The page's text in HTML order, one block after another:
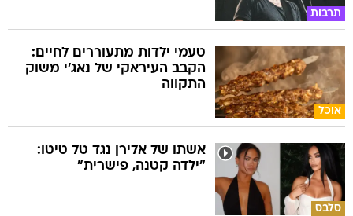
תרבות
אוכל
טעמי ילדות מתעוררים לחיים:
הקבב העיראקי של נאג׳י משוק
התקווה
סלבס
אשתו של אלירן נגד טל טיטו:
"ילדה קטנה, פישרית"